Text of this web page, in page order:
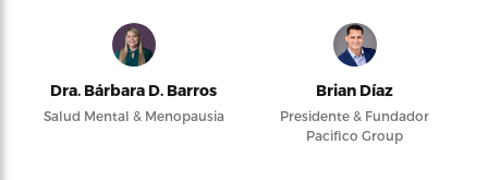
Dra. Bárbara D. Barros
Salud Mental & Menopausia
Brian Díaz
Presidente & Fundador
Pacifico Group